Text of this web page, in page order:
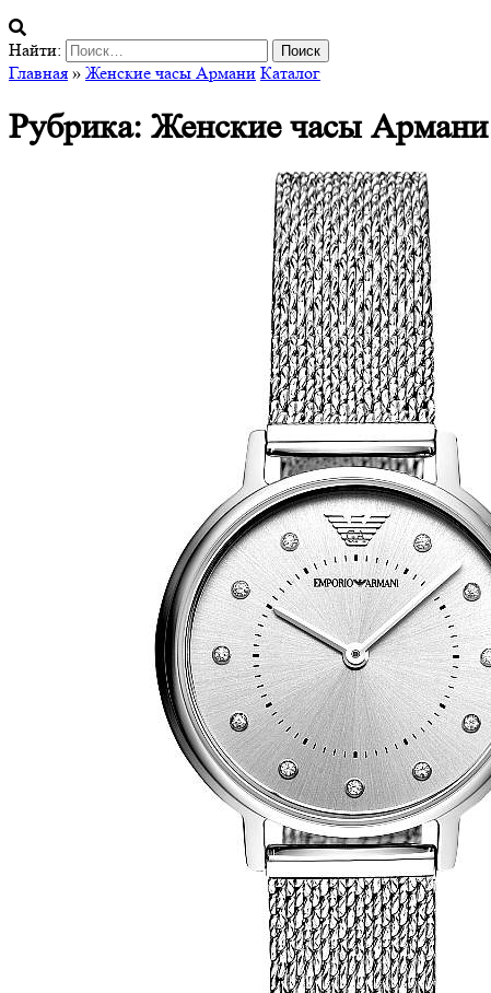
Найти:
Главная » Женские часы Армани Каталог
Рубрика: Женские часы Армани